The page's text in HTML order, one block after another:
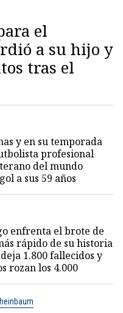
el
a su hijo y
tras el
y en su temporada
profesional
del mundo
a sus 59 años
enfrenta el brote de
rápido de su historia
1.800 fallecidos y
rozan los 4.000